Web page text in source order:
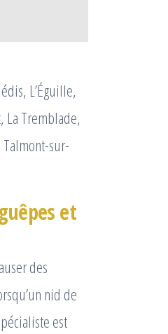
L’Éguille,
La Tremblade,
Talmont-sur-
et
des
nid de
est